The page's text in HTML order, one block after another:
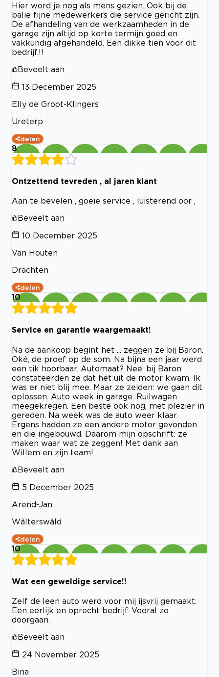
Hier word je nog als mens gezien. Ook bij de
balie fijne medewerkers die service gericht zijn.
De afhandeling van de werkzaamheden in de
garage zijn altijd op korte termijn goed en
vakkundig afgehandeld. Een dikke tien voor dit
bedrijf.!!
Beveelt aan
13 December 2025
Elly de Groot-Klingers
Ureterp
delen
8
Ontzettend tevreden , al jaren klant
Aan te bevelen , goeie service , luisterend oor ,
Beveelt aan
10 December 2025
Van Houten
Drachten
delen
10
Service en garantie waargemaakt!
Na de aankoop begint het ... zeggen ze bij Baron.
Oké, de proef op de som. Na bijna een jaar werd
een tik hoorbaar. Automaat? Nee, bij Baron
constateerden ze dat het uit de motor kwam. Ik
was er niet blij mee. Maar ze zeiden: we gaan dit
oplossen. Auto week in garage. Ruilwagen
meegekregen. Een beste ook nog, met plezier in
gereden. Na week was de auto weer klaar.
Ergens hadden ze een andere motor gevonden
en die ingebouwd. Daarom mijn opschrift: ze
maken waar wat ze zeggen! Met dank aan
Willem en zijn team!
Beveelt aan
5 December 2025
Arend-Jan
Wâlterswâld
delen
10
Wat een geweldige service!!
Zelf de leen auto werd voor mij ijsvrij gemaakt.
Een eerlijk en oprecht bedrijf. Vooral zo
doorgaan.
Beveelt aan
24 November 2025
Bina